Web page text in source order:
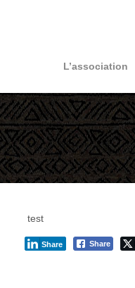
L’association
test
Share
Share